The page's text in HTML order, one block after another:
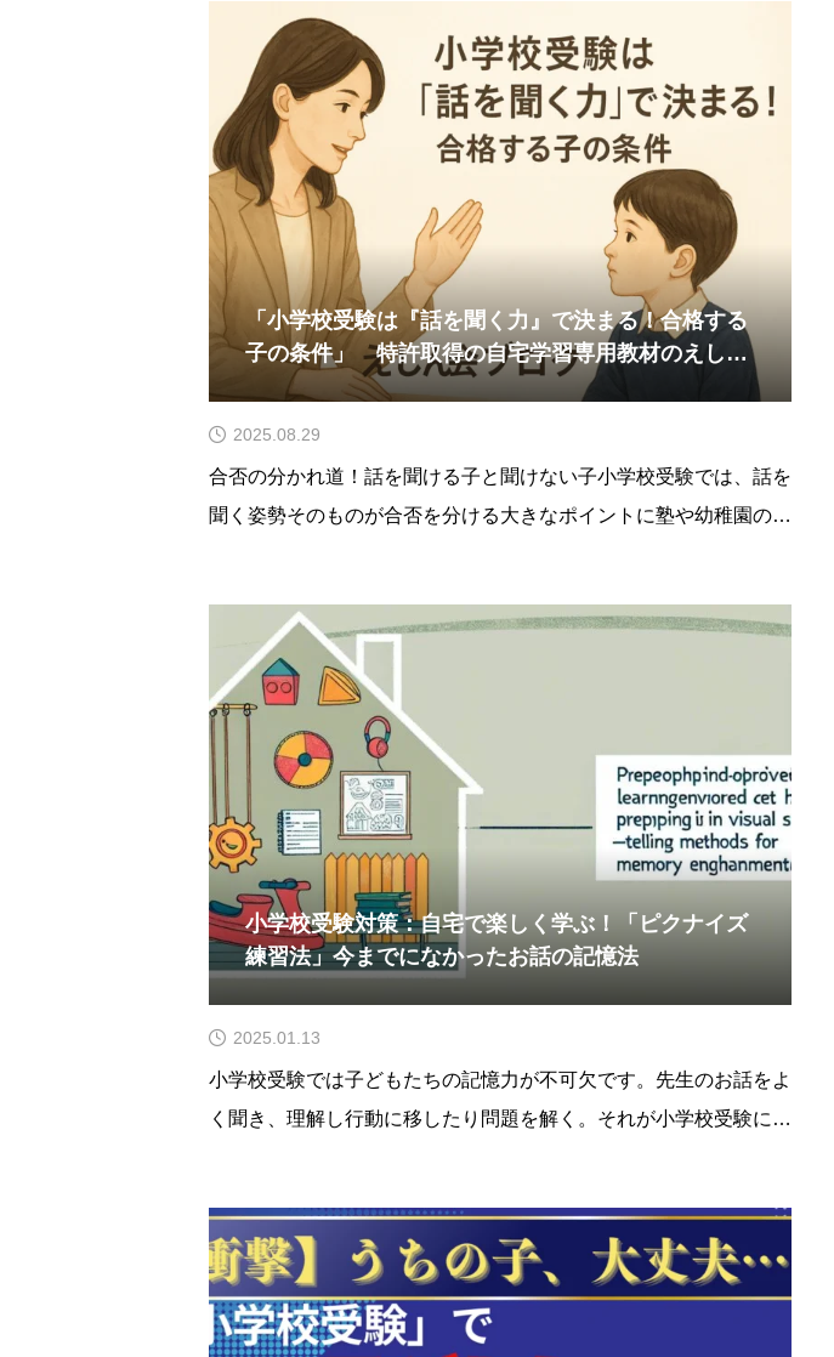
「小学校受験は『話を聞く力』で決まる！合格する
子の条件」 特許取得の自宅学習専用教材のえしん
2025.08.29
合否の分かれ道！話を聞ける子と聞けない子小学校受験では、話を
聞く姿勢そのものが合否を分ける大きなポイントに塾や幼稚園の授
ぐしゃにする・椅子にきちんと座らず姿
小学校受験対策：自宅で楽しく学ぶ！「ピクナイズ
練習法」今までになかったお話の記憶法
2025.01.13
小学校受験では子どもたちの記憶力が不可欠です。先生のお話をよ
く聞き、理解し行動に移したり問題を解く。それが小学校受験に必
記憶力を高める方法として「ピクナイズ練習法」を使ったお話